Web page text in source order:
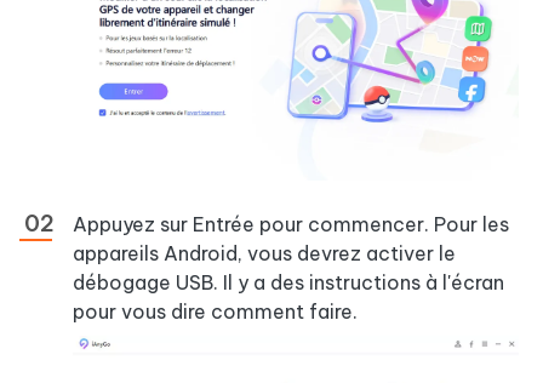
Appuyez sur Entrée pour commencer. Pour les
appareils Android, vous devrez activer le
débogage USB. Il y a des instructions à l'écran
pour vous dire comment faire.